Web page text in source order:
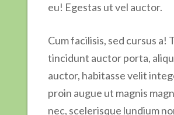
eu! Egestas ut vel auctor.
Cum facilisis, sed cursus
tincidunt auctor porta,
auctor, habitasse velit
proin augue ut magnis
nec, scelerisque lundium